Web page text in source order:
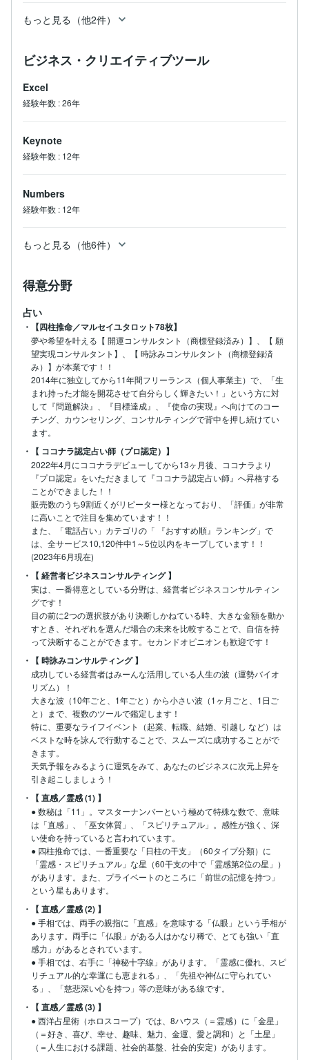
もっと見る（他2件）
ビジネス・クリエイティブツール
Excel
経験年数 :26年
Keynote
経験年数 : 12年
Numbers
経験年数 : 12年
もっと見る（他6件）
得意分野
占い
・【四柱推命／マルセイユタロット78枚】
夢や希望を叶える【 開運コンサルタント（商標登録済み）】、【 願
望実現コンサルタント】、【 時詠みコンサルタント（商標登録済
み）】が本業です！！
2014年に独立してから11年間フリーランス（個人事業主）で、「生
まれ持った才能を開花させて自分らしく輝きたい！」という方に対
して『問題解決』、『目標達成』、『使命の実現』へ向けてのコー
チング、カウンセリング、コンサルティングで背中を押し続けてい
ます。
・【 ココナラ認定占い師（プロ認定）】
2022年4月にココナラデビューしてから13ヶ月後、ココナラより
『プロ認定』をいただきまして『ココナラ認定占い師』へ昇格する
ことができました！！
販売数のうち9割近くがリピーター様となっており、「評価」が非常
に高いことで注目を集めています！！
また、「電話占い」カテゴリの「 『おすすめ順』ランキング」で
は、全サービス10,120件中1～5位以内をキープしています！！
(2023年6月現在)
・【 経営者ビジネスコンサルティング 】
実は、一番得意としている分野は、経営者ビジネスコンサルティン
グです！
目の前に2つの選択肢があり決断しかねている時、大きな金額を動か
すとき、それぞれを選んだ場合の未来を比較することで、自信を持
って決断することができます。セカンドオピニオンも歓迎です！
・【 時詠みコンサルティング 】
成功している経営者はみーんな活用している人生の波（運勢バイオ
リズム）！
大きな波（10年ごと、1年ごと）から小さい波（1ヶ月ごと、1日ご
と）まで、複数のツールで鑑定します！
特に、重要なライフイベント（起業、転職、結婚、引越し など）は
ベストな時を詠んで行動することで、スムーズに成功することがで
きます。
天気予報をみるように運気をみて、あなたのビジネスに次元上昇を
引き起こしましょう！
・【 直感／霊感 (1) 】
● 数秘は「11」。マスターナンバーという極めて特殊な数で、意味
は「直感」、「巫女体質」、「スピリチュアル」。感性が強く、深
い使命を持っていると言われています。
● 四柱推命では、一番重要な「日柱の干支」（60タイプ分類）に
「霊感・スピリチュアル」な星（60干支の中で「霊感第2位の星」）
があります。また、プライベートのところに「前世の記憶を持つ」
・【 直感／霊感 (2) 】
● 手相では、両手の親指に「直感」を意味する「仏眼」という手相が
あります。両手に「仏眼」がある人はかなり稀で、とても強い「直
感力」があるとされています。
● 手相では、右手に「神秘十字線」があります。「霊感に優れ、スピ
リチュアル的な幸運にも恵まれる」、「先祖や神仏に守られてい
る」、「慈悲深い心を持つ」等の意味がある線です。
・【 直感／霊感 (3) 】
● 西洋占星術（ホロスコープ）では、8ハウス（＝霊感）に「金星」
（＝好き、喜び、幸せ、趣味、魅力、金運、愛と調和）と「土星」